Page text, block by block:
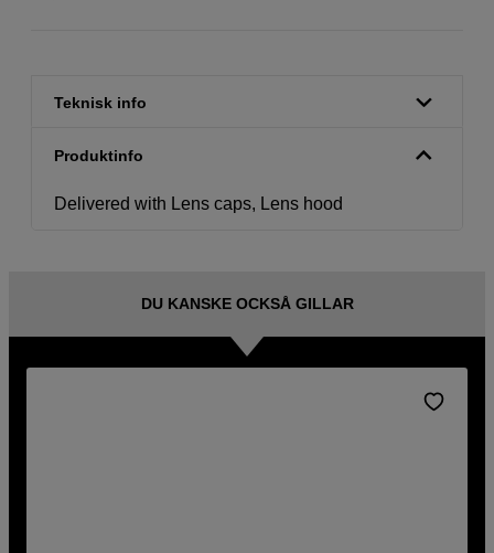
Teknisk info
Produktinfo
Delivered with Lens caps, Lens hood
DU KANSKE OCKSÅ GILLAR